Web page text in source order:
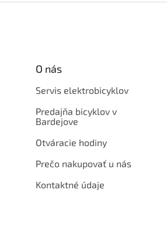
O nás
Servis elektrobicyklov
Predajňa bicyklov v
Bardejove
Otváracie hodiny
Prečo nakupovať u nás
Kontaktné údaje